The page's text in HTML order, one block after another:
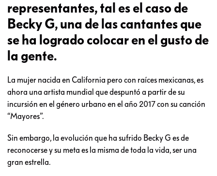
representantes, tal es el caso de
Becky G, una de las cantantes que
se ha logrado colocar en el gusto de
la gente.
La mujer nacida en California pero con raíces mexicanas, es
ahora una artista mundial que despuntó a partir de su
incursión en el género urbano en el año 2017 con su canción
“Mayores”.
Sin embargo, la evolución que ha sufrido Becky G es de
reconocerse y su meta es la misma de toda la vida, ser una
gran estrella.